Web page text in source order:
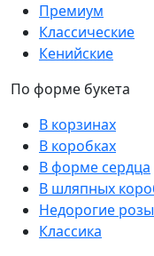
Премиум
Классические
Кенийские
По форме букета
В корзинах
В коробках
В форме сердца
В шляпных
Недорогие розы
Классика